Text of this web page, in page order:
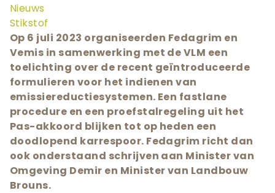
Nieuws
Stikstof
Op 6 juli 2023 organiseerden Fedagrim en
Vemis in samenwerking met de VLM een
toelichting over de recent geïntroduceerde
formulieren voor het indienen van
emissiereductiesystemen. Een fastlane
procedure en een proefstalregeling uit het
Pas-akkoord blijken tot op heden een
doodlopend karrespoor. Fedagrim richt dan
ook onderstaand schrijven aan Minister van
Omgeving Demir en Minister van Landbouw
Brouns.